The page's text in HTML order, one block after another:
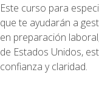
Este curso para
que te ayudarán a
en preparación
de Estados Unidos,
confianza y claridad.